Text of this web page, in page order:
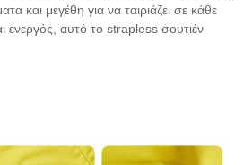
και μεγέθη για να ταιριάζει σε κάθε
ενεργός, αυτό το strapless σουτιέν